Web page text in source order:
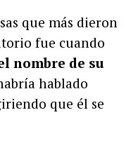
que más dieron
fue cuando
nombre de su
hablado
que él se